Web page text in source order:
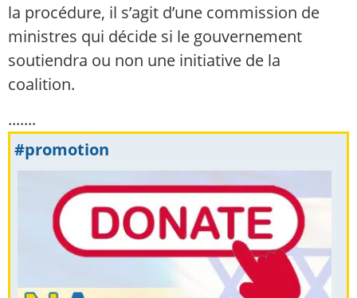
la procédure, il s’agit d’une commission de
ministres qui décide si le gouvernement
soutiendra ou non une initiative de la
coalition.
.......
#promotion